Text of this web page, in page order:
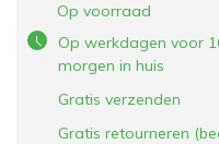
Op voorraad
Op werkdagen voor
morgen in huis
Gratis verzenden
Gratis retourneren